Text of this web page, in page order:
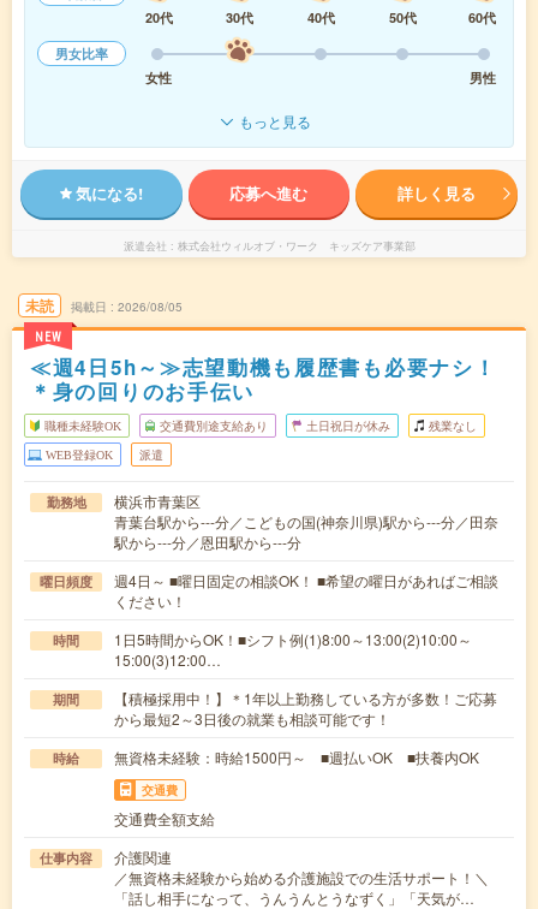
20代
30代 40代 50代
60代
男女比率
女性
男性
もっと見る
気になる! 応募へ進む 詳しく見る
派遣会社 株式会社ウィルオブ・ワーク キッズケア事業部
未読
NEW
掲載日 2026/08/05
≪週4日5h～≫志望動機も履歴書も必要ナシ！
＊身の回りのお手伝い
職種未経験OK 交通費別途支給あり 土日祝日が休み 残業なし
WEB登録OK 派遣
勤務地
横浜市青葉区
青葉台駅から---分／こどもの国(神奈川県)駅から---分／田奈
駅から---分／恩田駅から---分
曜日頻度
週4日～ ■曜日固定の相談OK！ ■希望の曜日があればご相談
ください！
時間
1日5時間からOK！■シフト例(1)8:00～13:00(2)10:00～
15:00(3)12:00…
期間
【積極採用中！】＊1年以上勤務している方が多数！ご応募
から最短2～3日後の就業も相談可能です！
時給 無資格未経験：時給1500円～ ■週払いOK ■扶養内OK
交通費
交通費全額支給
仕事内容
介護関連
／無資格未経験から始める介護施設での生活サポート！＼
「話し相手になって、うんうんとうなずく」「天気が…